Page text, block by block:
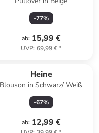
-77%
ab: 15,99 €
UVP: 69,99 €*
Heine
Blouson in Schwarz/ Weiß
-67%
ab: 12,99 €